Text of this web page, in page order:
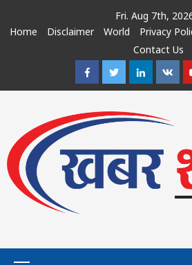
Fri. Aug 7th,
Home
Disclaimer World Privacy
Contact Us
FacebookTwitterLinkedin
VK